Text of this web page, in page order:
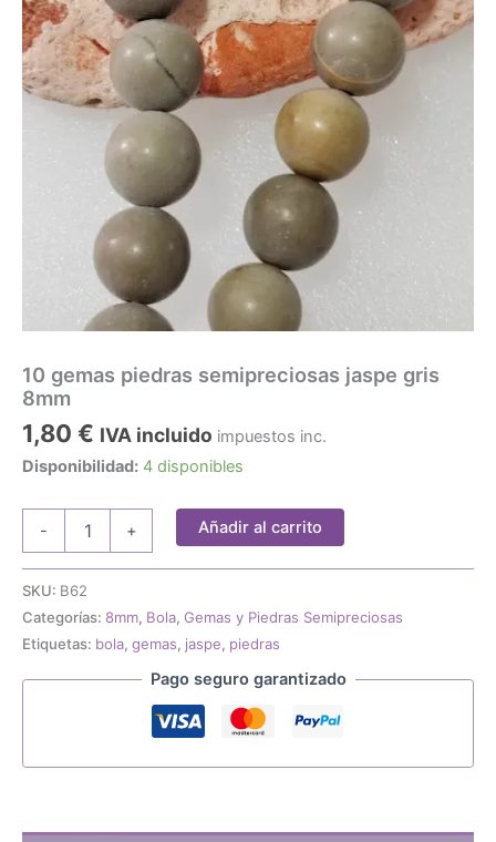
10 gemas piedras semipreciosas jaspe gris
8mm
1,80 € IVA incluido impuestos inc.
Disponibilidad: 4 disponibles
-
semipreciosas
gris
8mm
+ Añadir al carrito
SKU: B62
Categorías: 8mm, Bola, Gemas y Piedras Semipreciosas
Etiquetas: bola, gemas, jaspe, piedras
Pago seguro garantizado